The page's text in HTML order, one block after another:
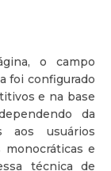
o campo
foi configurado
e na base
da
aos usuários
monocráticas e
técnica de